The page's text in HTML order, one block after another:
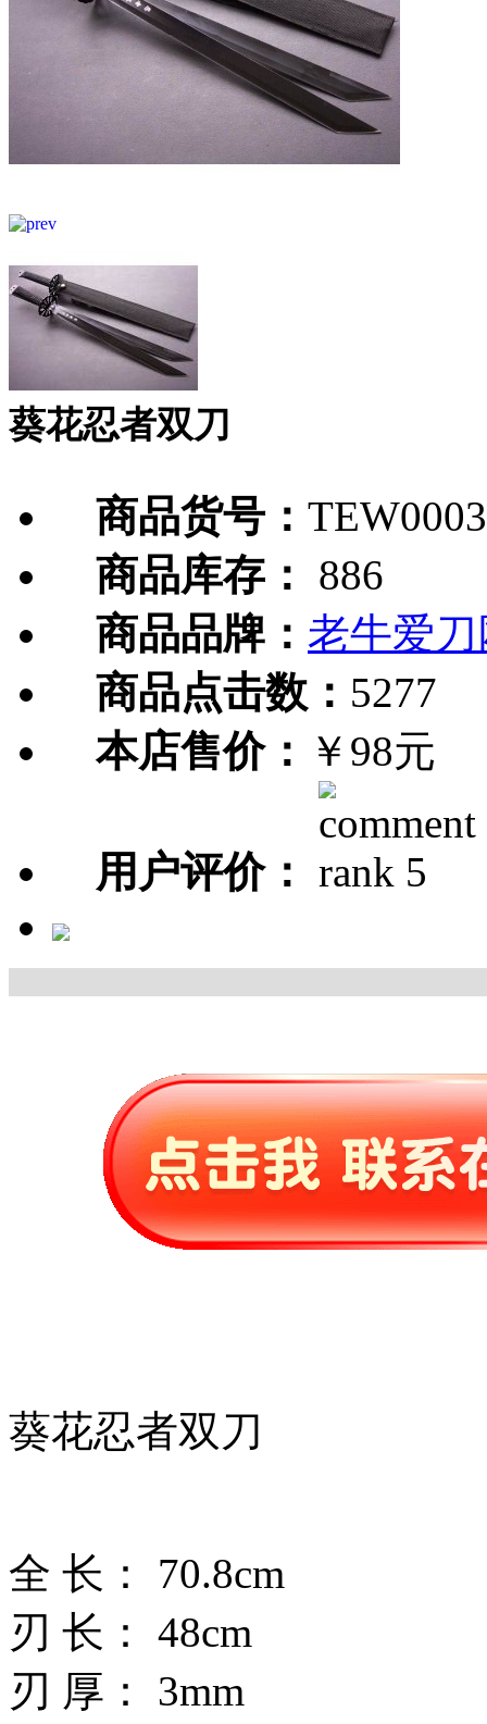
葵花忍者双刀
商品货号：
商品库存：
886
商品品牌： 老牛爱刀
商品点击数： 5277
本店售价： ￥98元
用户评价：
葵花忍者双刀
全 长： 70.8cm
刃 长： 48cm
刃 厚： 3mm